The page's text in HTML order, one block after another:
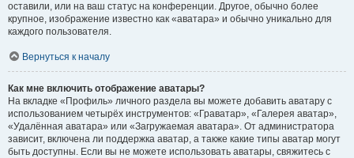
оставили, или на ваш статус на конференции. Другое, обычно более
крупное, изображение известно как «аватара» и обычно уникально для
каждого пользователя.
Вернуться к началу
Как мне включить отображение аватары?
На вкладке «Профиль» личного раздела вы можете добавить аватару с
использованием четырёх инструментов: «Граватар», «Галерея аватар»,
«Удалённая аватара» или «Загружаемая аватара». От администратора
зависит, включена ли поддержка аватар, а также какие типы аватар могут
быть доступны. Если вы не можете использовать аватары, свяжитесь с